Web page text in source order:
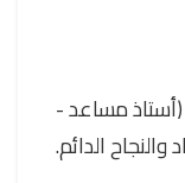
(أستاذ مساعد -
الدائم.